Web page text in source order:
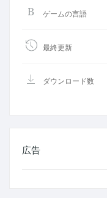
ゲームの言語
最終更新
ダウンロード数
広告